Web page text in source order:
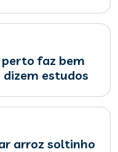
faz bem
dizem estudos
arroz soltinho